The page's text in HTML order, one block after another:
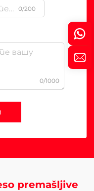
0/200
0/1000
premašljive